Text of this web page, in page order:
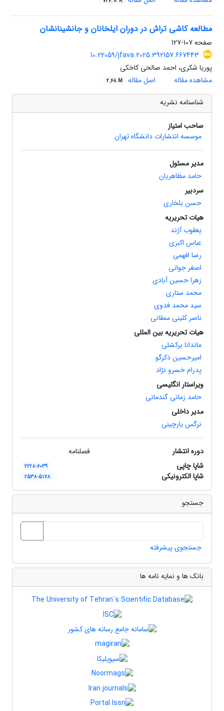
مطالعه کاشی تراش در دوران ایلخانان و جانشینانشان
صفحه107-127
10.22059/jfava.2025.392157.667443
پوریا شکری، احمد صالحی کاخکی
مشاهده مقاله
اصل مقاله 2.68 M
شناسنامه نشریه
صاحب امتیاز
موسسه انتشارات دانشگاه تهران
مدیر مسئول
حامد مظاهریان
سردبیر
حسن بلخاری
هیات تحریریه
یعقوب آژند
عباس اکبری
رضا افهمی
اصغر جوانی
زهرا حسین آبادی
محمد ستاری
سید محمد فدوی
ناصر کلینی ممقانی
هیات تحریریه بین المللی
ماندانا برکشلی
امیرحسین ذکرگو
پدرام خسرو نژاد
ویراستار انگلیسی
حامد زمانی گندمانی
مدیر داخلی
نرگس یارچینی
دوره انتشار
فصلنامه
شاپا چاپی
2228-6039
شاپا الکترونیکی 2538-5178
جستجو
جستجوی پیشرفته
بانک ها و نمایه نامه ها